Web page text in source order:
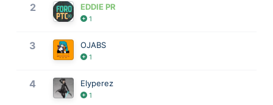
2 EDDIE PR
1
3 OJABS
1
4 Elyperez
1